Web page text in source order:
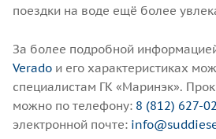
поездки на воде ещё более
За более подробной
Verado и его характеристиках
специалистам ГК «Маринэк».
можно по телефону: 8 (812) 627-
электронной почте: